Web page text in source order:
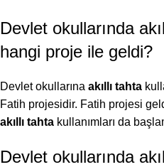
Devlet okullarında
hangi proje ile geldi?
Devlet okullarına akıllı tahta
Fatih projesidir. Fatih projesi
akıllı tahta kullanımları da
Devlet okullarında